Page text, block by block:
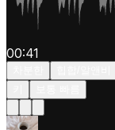
00:41